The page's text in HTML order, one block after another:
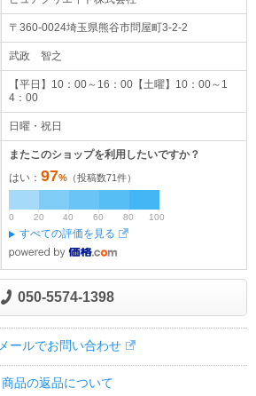
〒360-0024埼玉県熊谷市問屋町3-2-2
武政 智之
【平日】10：00～16：00【土曜】10：00～1
4：00
日曜・祝日
またこのショップを利用したいですか？
はい： 97% （投稿数71件）
0 20 40 60 80 100
すべての評価を見る
050-5574-1398
メールでお問い合わせ
商品の返品について